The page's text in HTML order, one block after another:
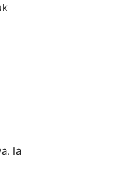
Ia